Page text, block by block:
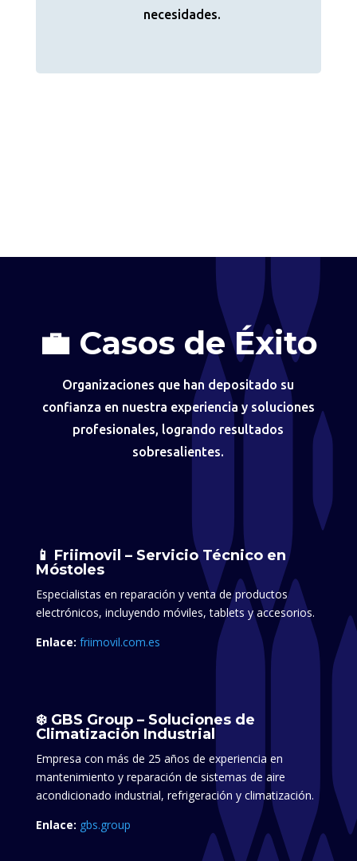
necesidades.
💼 Casos de Éxito
Organizaciones que han depositado su
confianza en nuestra experiencia y soluciones
profesionales, logrando resultados
sobresalientes.
📱 Friimovil – Servicio Técnico en
Móstoles
Especialistas en reparación y venta de productos
electrónicos, incluyendo móviles, tablets y accesorios.​
Enlace: friimovil.com.es
❄️ GBS Group – Soluciones de
Climatización Industrial
Empresa con más de 25 años de experiencia en
mantenimiento y reparación de sistemas de aire
acondicionado industrial, refrigeración y climatización.​
Enlace: gbs.group